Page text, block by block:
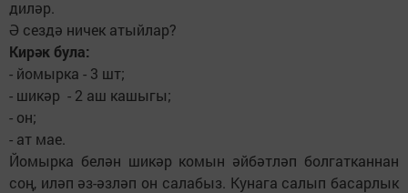
диләр.
Ә сездә ничек атыйлар?
Кирәк була:
- йомырка - 3 шт;
- шикәр - 2 аш кашыгы;
- он;
- ат мае.
Йомырка белән шикәр комын әйбәтләп болгатканнан
соң, иләп әз-әзләп он салабыз. Кунага салып басарлык